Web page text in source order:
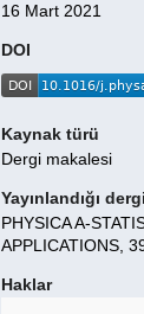
16 Mart 2021
DOI
Kaynak türü
Dergi makalesi
Yayınlandığı dergi
PHYSICA A-
APPLICATIONS,
Haklar